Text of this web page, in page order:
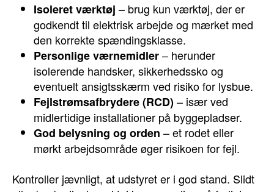
Isoleret værktøj – brug kun værktøj, der er
godkendt til elektrisk arbejde og mærket med
den korrekte spændingsklasse.
Personlige værnemidler– herunder
isolerende handsker, sikkerhedssko og
eventuelt ansigtsskærm ved risiko for lysbue.
Fejlstrømsafbrydere (RCD)– især ved
midlertidige installationer på byggepladser.
God belysning og orden – et rodet eller
mørkt arbejdsområde øger risikoen for fejl.
Kontroller jævnligt, at udstyret er i god stand. Slidt